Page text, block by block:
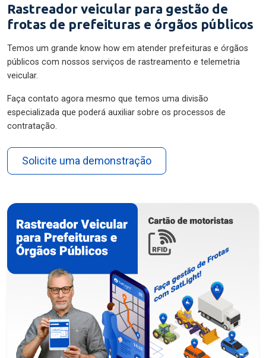
Rastreador veicular para gestão de
frotas de prefeituras e órgãos públicos
Temos um grande know how em atender prefeituras e órgãos
públicos com nossos serviços de rastreamento e telemetria
veicular.
Faça contato agora mesmo que temos uma divisão
especializada que poderá auxiliar sobre os processos de
contratação.
Solicite uma demonstração